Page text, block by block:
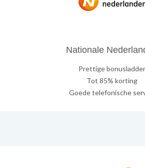
Nationale
Prettige bonusladder
Tot 85% korting
Goede telefonische